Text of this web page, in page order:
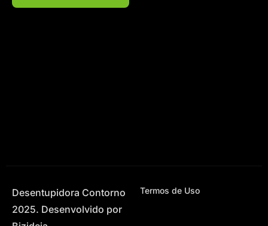
Desentupidora Contorno
2025. Desenvolvido por
Termos de Uso